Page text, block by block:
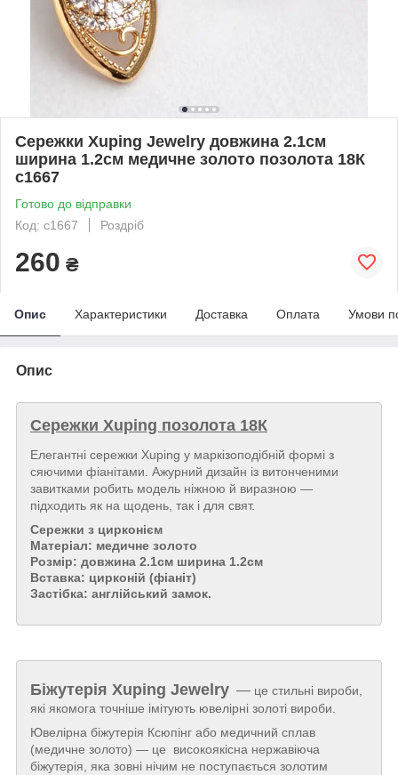
Сережки Xuping Jewelry довжина 2.1см
ширина 1.2см медичне золото позолота 18К
с1667
Готово до відправки
Код: с1667
Роздріб
260 ₴
Опис Характеристики Доставка Оплата Умови
Опис
Сережки Xuping позолота 18К
Елегантні сережки Xuping у маркізоподібній формі з
сяючими фіанітами. Ажурний дизайн із витонченими
завитками робить модель ніжною й виразною —
підходить як на щодень, так і для свят.
Сережки з цирконієм
Матеріал: медичне золото
Розмір: довжина 2.1см ширина 1.2см
Вставка: цирконій (фіаніт)
Застібка: англійський замок.
Біжутерія Xuping Jewelry — це стильні вироби,
які якомога точніше імітують ювелірні золоті вироби.
Ювелірна біжутерія Ксюпінг або медичний сплав
(медичне золото) — це високоякісна нержавіюча
біжутерія, яка зовні нічим не поступається золотим